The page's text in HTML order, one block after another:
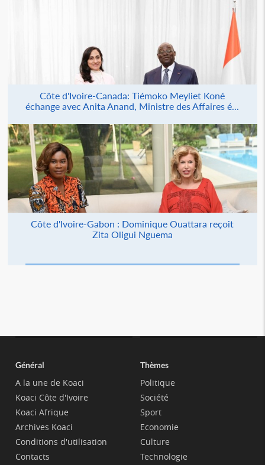
Côte d'Ivoire-Canada: Tiémoko Meyliet Koné
échange avec Anita Anand, Ministre des Affaires é...
Côte d'Ivoire-Gabon : Dominique Ouattara reçoit
Zita Oligui Nguema
Général
A la une de Koaci
Koaci Côte d'Ivoire
Koaci Afrique
Archives Koaci
Conditions d'utilisation
Contacts
Thèmes
Politique
Société
Sport
Economie
Culture
Technologie